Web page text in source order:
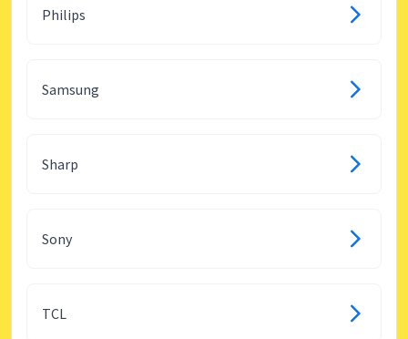
Philips
Samsung
Sharp
Sony
TCL